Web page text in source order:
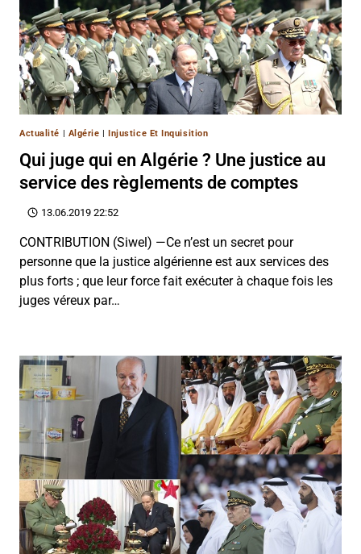
Actualité Algérie Injustice Et Inquisition
Qui juge qui en Algérie ? Une justice au
service des règlements de comptes
13.06.2019 22:52
CONTRIBUTION (Siwel) —Ce n’est un secret pour
personne que la justice algérienne est aux services des
plus forts ; que leur force fait exécuter à chaque fois les
juges véreux par…